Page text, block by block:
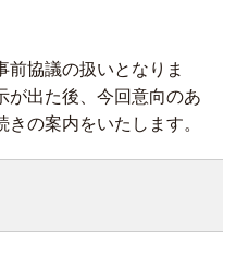
協議の扱いとなりま
が出た後、今回意向のあ
の案内をいたします。